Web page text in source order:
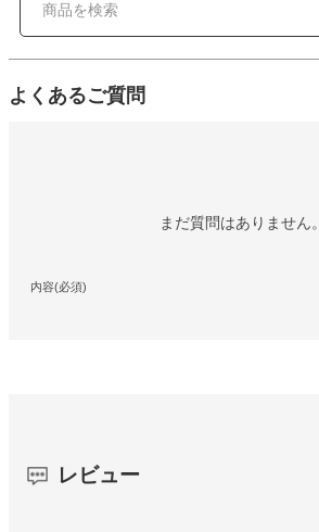
よくあるご質問
まだ質問はありません。
内容(必須)
レビュー